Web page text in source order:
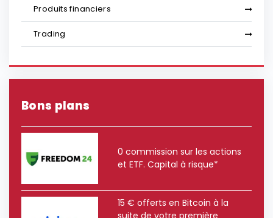
Produits financiers
Trading
Bons plans
0 commission sur les actions
et ETF. Capital à risque*
15 € offerts en Bitcoin à la